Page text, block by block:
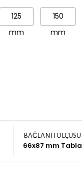
125
mm
150
mm
BAĞLANTI ÖLÇÜSÜ
66x87 mm Tabla